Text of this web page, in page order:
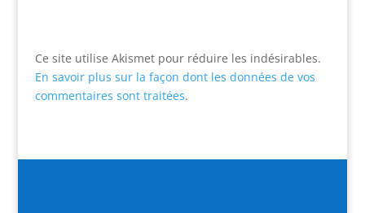
Ce site utilise Akismet pour réduire les indésirables.
En savoir plus sur la façon dont les données de vos
commentaires sont traitées.